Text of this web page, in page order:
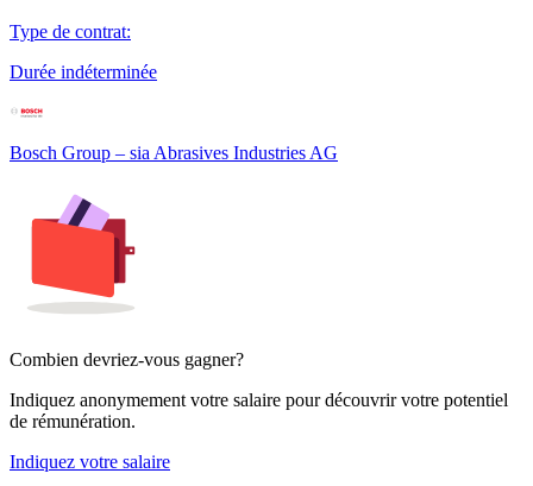
Type de contrat:
Durée indéterminée
Bosch Group – sia Abrasives Industries AG
Combien devriez-vous gagner?
Indiquez anonymement votre salaire pour découvrir votre potentiel
de rémunération.
Indiquez votre salaire